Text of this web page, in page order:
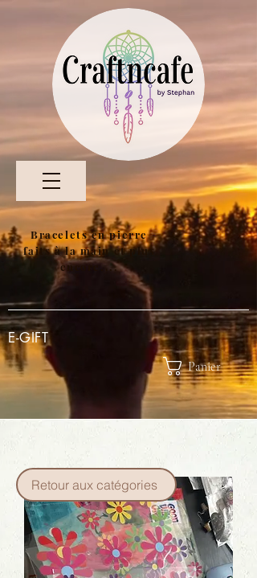
Bracelets en pierre
faits à la main et plus
encore....
Panier
E-GIFT
Retour aux catégories